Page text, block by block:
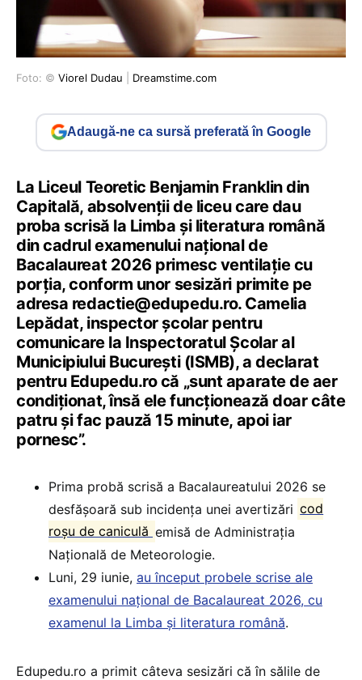
Foto: © Viorel Dudau Dreamstime.com
Adaugă-ne ca sursă preferată în Google
La Liceul Teoretic Benjamin Franklin din
Capitală, absolvenții de liceu care dau
proba scrisă la Limba și literatura română
din cadrul examenului național de
Bacalaureat 2026 primesc ventilație cu
porția, conform unor sesizări primite pe
adresa redactie@edupedu.ro. Camelia
Lepădat, inspector școlar pentru
comunicare la Inspectoratul Școlar al
Municipiului București (ISMB), a declarat
pentru Edupedu.ro că „sunt aparate de aer
condiționat, însă ele funcționează doar câte
patru și fac pauză 15 minute, apoi iar
pornesc”.
Prima probă scrisă a Bacalaureatului 2026 se
desfășoară sub incidența unei avertizări cod
roșu de caniculă emisă de Administrația
Națională de Meteorologie.
Luni, 29 iunie, au început probele scrise ale
examenului național de Bacalaureat 2026, cu
examenul la Limba și literatura română.
Edupedu.ro a primit câteva sesizări că în sălile de